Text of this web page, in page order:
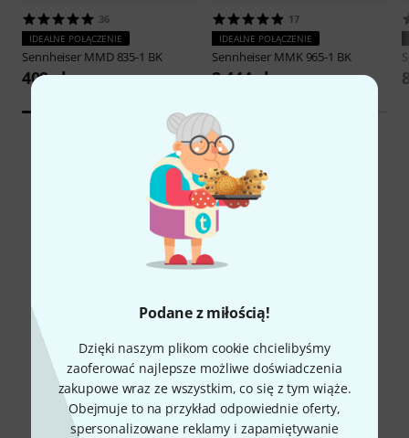
Podane z miłością!
Dzięki naszym plikom cookie chcielibyśmy
zaoferować najlepsze możliwe doświadczenia
zakupowe wraz ze wszystkim, co się z tym wiąże.
Obejmuje to na przykład odpowiednie oferty,
spersonalizowane reklamy i zapamiętywanie
36
IDEALNE POŁĄCZENIE
Sennheiser MMD 835-1 BK
409 zł
17
IDEALNE POŁĄCZENIE
Sennheiser MMK 965-1 BK
2 444 zł
Czy wiesz że?